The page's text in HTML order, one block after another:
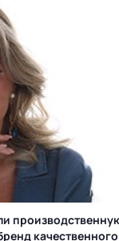
качественного